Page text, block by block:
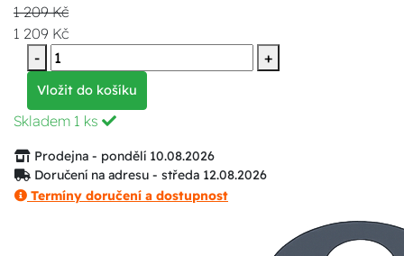
1 209 Kč
1 209 Kč
-
+
Vložit do košíku
Skladem 1 ks
Prodejna - pondělí 10.08.2026
Doručení na adresu - středa 12.08.2026
Termíny doručení a dostupnost